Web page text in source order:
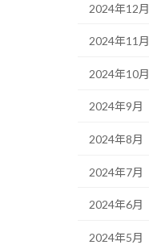
2024年12月
2024年11月
2024年10月
2024年9月
2024年8月
2024年7月
2024年6月
2024年5月